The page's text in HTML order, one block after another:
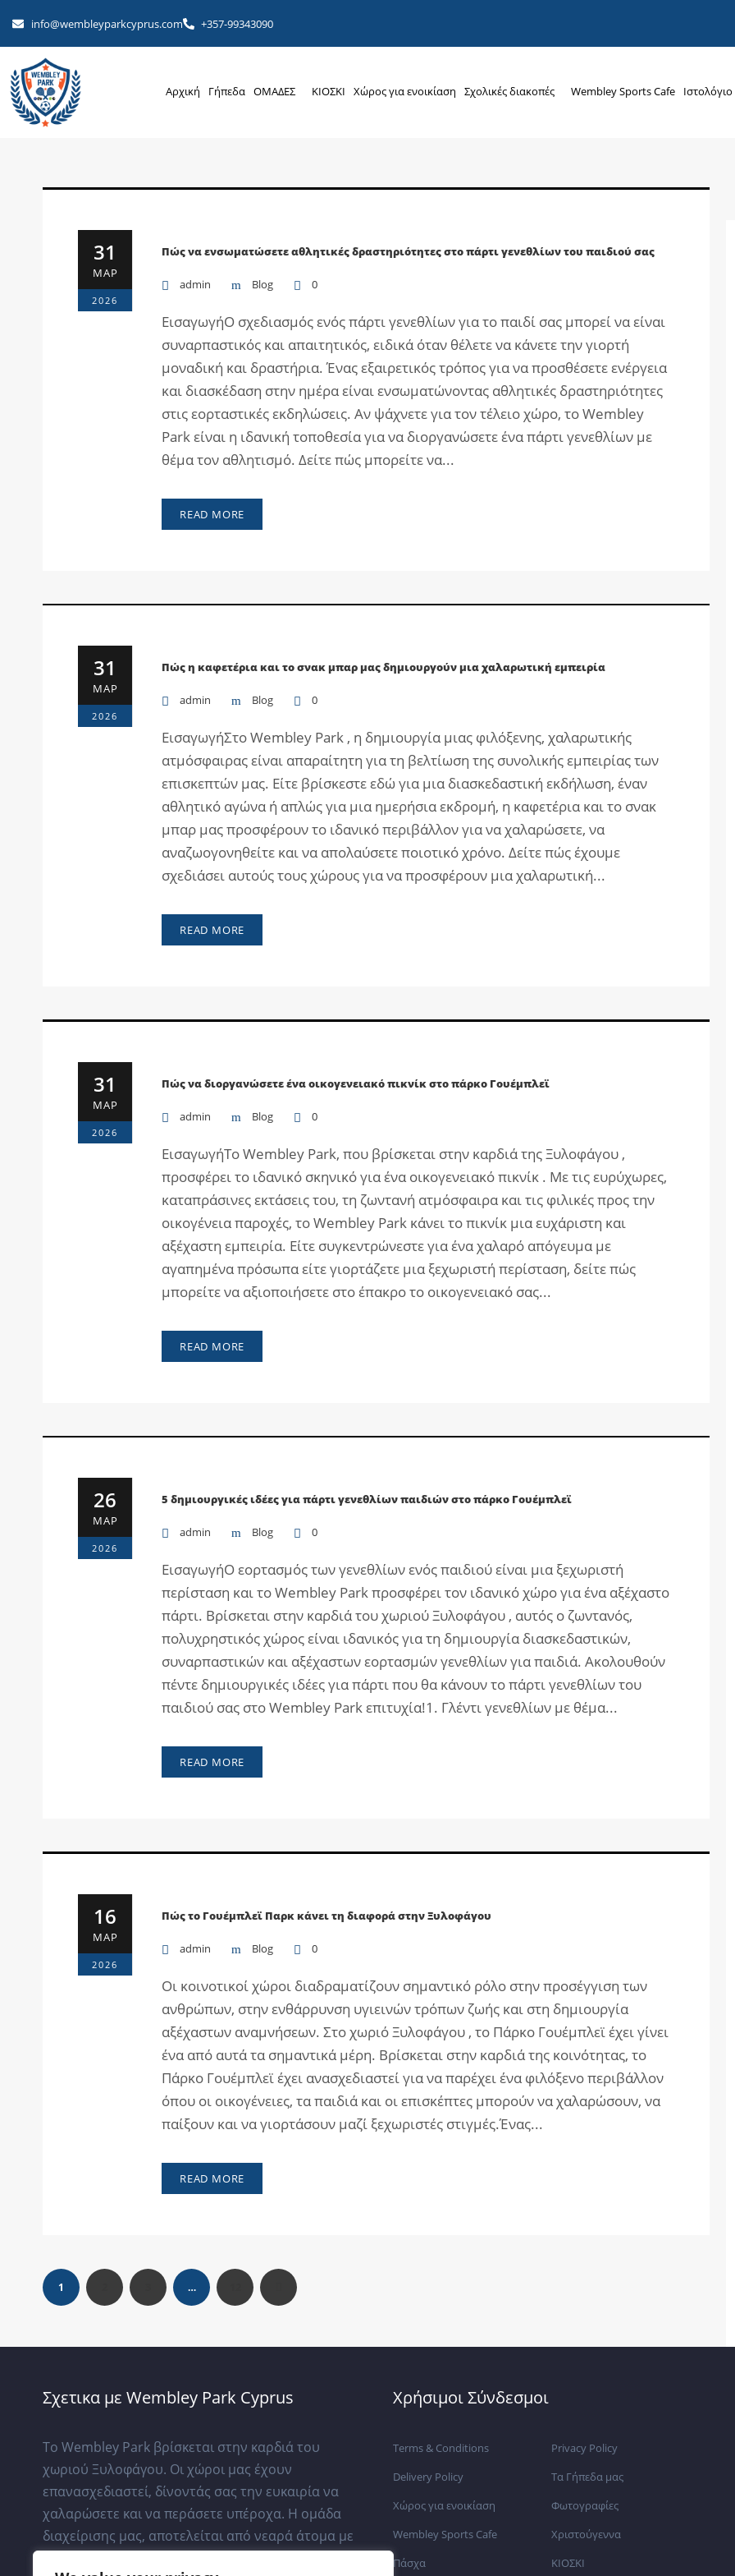
info@wembleyparkcyprus.com +357-99343090
Αρχική Γήπεδα ΟΜΑΔΕΣ ΚΙΟΣΚΙ Χώρος για ενοικίαση Σχολικές διακοπές Wembley Sports Cafe Ιστολόγιο
31
ΜΑΡ
2026
Πώς να ενσωματώσετε αθλητικές δραστηριότητες στο πάρτι γενεθλίων του παιδιού σας
admin Blog 0
ΕισαγωγήΟ σχεδιασμός ενός πάρτι γενεθλίων για το παιδί σας μπορεί να είναι
συναρπαστικός και απαιτητικός, ειδικά όταν θέλετε να κάνετε την γιορτή
μοναδική και δραστήρια. Ένας εξαιρετικός τρόπος για να προσθέσετε ενέργεια
και διασκέδαση στην ημέρα είναι ενσωματώνοντας αθλητικές δραστηριότητες
στις εορταστικές εκδηλώσεις. Αν ψάχνετε για τον τέλειο χώρο, το Wembley
Park είναι η ιδανική τοποθεσία για να διοργανώσετε ένα πάρτι γενεθλίων με
θέμα τον αθλητισμό. Δείτε πώς μπορείτε να...
READ MORE
31
ΜΑΡ
2026
Πώς η καφετέρια και το σνακ μπαρ μας δημιουργούν μια χαλαρωτική εμπειρία
admin Blog 0
ΕισαγωγήΣτο Wembley Park , η δημιουργία μιας φιλόξενης, χαλαρωτικής
ατμόσφαιρας είναι απαραίτητη για τη βελτίωση της συνολικής εμπειρίας των
επισκεπτών μας. Είτε βρίσκεστε εδώ για μια διασκεδαστική εκδήλωση, έναν
αθλητικό αγώνα ή απλώς για μια ημερήσια εκδρομή, η καφετέρια και το σνακ
μπαρ μας προσφέρουν το ιδανικό περιβάλλον για να χαλαρώσετε, να
αναζωογονηθείτε και να απολαύσετε ποιοτικό χρόνο. Δείτε πώς έχουμε
σχεδιάσει αυτούς τους χώρους για να προσφέρουν μια χαλαρωτική...
READ MORE
31
ΜΑΡ
2026
Πώς να διοργανώσετε ένα οικογενειακό πικνίκ στο πάρκο Γουέμπλεϊ
admin Blog 0
ΕισαγωγήΤο Wembley Park, που βρίσκεται στην καρδιά της Ξυλοφάγου ,
προσφέρει το ιδανικό σκηνικό για ένα οικογενειακό πικνίκ . Με τις ευρύχωρες,
καταπράσινες εκτάσεις του, τη ζωντανή ατμόσφαιρα και τις φιλικές προς την
οικογένεια παροχές, το Wembley Park κάνει το πικνίκ μια ευχάριστη και
αξέχαστη εμπειρία. Είτε συγκεντρώνεστε για ένα χαλαρό απόγευμα με
αγαπημένα πρόσωπα είτε γιορτάζετε μια ξεχωριστή περίσταση, δείτε πώς
μπορείτε να αξιοποιήσετε στο έπακρο το οικογενειακό σας...
READ MORE
26
ΜΑΡ
2026
5 δημιουργικές ιδέες για πάρτι γενεθλίων παιδιών στο πάρκο Γουέμπλεϊ
admin Blog 0
ΕισαγωγήΟ εορτασμός των γενεθλίων ενός παιδιού είναι μια ξεχωριστή
περίσταση και το Wembley Park προσφέρει τον ιδανικό χώρο για ένα αξέχαστο
πάρτι. Βρίσκεται στην καρδιά του χωριού Ξυλοφάγου , αυτός ο ζωντανός,
πολυχρηστικός χώρος είναι ιδανικός για τη δημιουργία διασκεδαστικών,
συναρπαστικών και αξέχαστων εορτασμών γενεθλίων για παιδιά. Ακολουθούν
πέντε δημιουργικές ιδέες για πάρτι που θα κάνουν το πάρτι γενεθλίων του
παιδιού σας στο Wembley Park επιτυχία!1. Γλέντι γενεθλίων με θέμα...
READ MORE
16
ΜΑΡ
2026
Πώς το Γουέμπλεϊ Παρκ κάνει τη διαφορά στην Ξυλοφάγου
admin Blog 0
Οι κοινοτικοί χώροι διαδραματίζουν σημαντικό ρόλο στην προσέγγιση των
ανθρώπων, στην ενθάρρυνση υγιεινών τρόπων ζωής και στη δημιουργία
αξέχαστων αναμνήσεων. Στο χωριό Ξυλοφάγου , το Πάρκο Γουέμπλεϊ έχει γίνει
ένα από αυτά τα σημαντικά μέρη. Βρίσκεται στην καρδιά της κοινότητας, το
Πάρκο Γουέμπλεϊ έχει ανασχεδιαστεί για να παρέχει ένα φιλόξενο περιβάλλον
όπου οι οικογένειες, τα παιδιά και οι επισκέπτες μπορούν να χαλαρώσουν, να
παίξουν και να γιορτάσουν μαζί ξεχωριστές στιγμές.Ένας...
READ MORE
1 …
Χρήσιμοι Σύνδεσμοι
Terms & Conditions
Privacy Policy
Delivery Policy
Τα Γήπεδα μας
Χώρος για ενοικίαση
Φωτογραφίες
Wembley Sports Cafe
Χριστούγεννα
Πάσχα
ΚΙΟΣΚΙ
Σχετικα με Wembley Park Cyprus
Το Wembley Park βρίσκεται στην καρδιά του
χωριού Ξυλοφάγου. Οι χώροι μας έχουν
επανασχεδιαστεί, δίνοντάς σας την ευκαιρία να
χαλαρώσετε και να περάσετε υπέροχα. Η ομάδα
διαχείρισης μας, αποτελείται από νεαρά άτομα με